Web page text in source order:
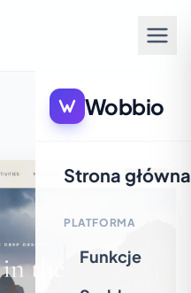
Wobbio
Strona główna
PLATFORMA
Funkcje